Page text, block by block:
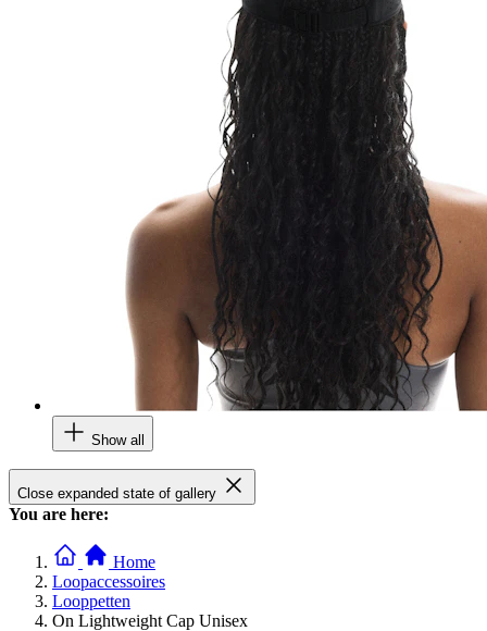
Show all
Close expanded state of gallery
You are here:
Home
Loopaccessoires
Looppetten
On Lightweight Cap Unisex